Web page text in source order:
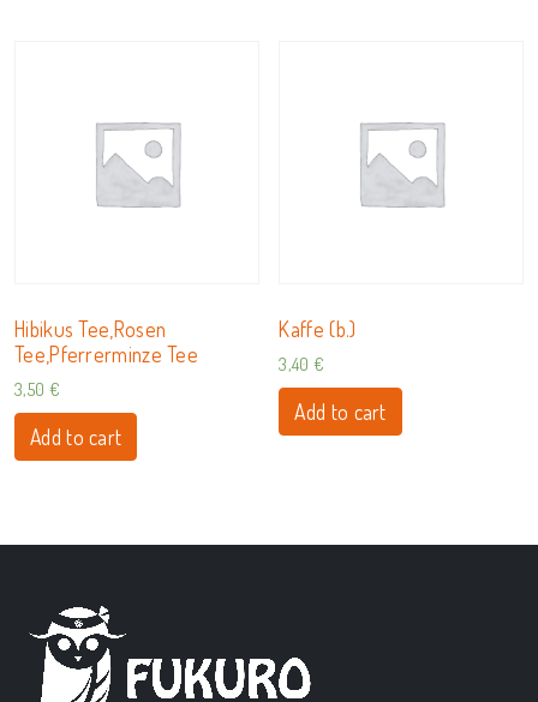
Hibikus Tee,Rosen
Tee,Pferrerminze Tee
3,50 €
Add to cart
Kaffe (b.)
3,40 €
Add to cart